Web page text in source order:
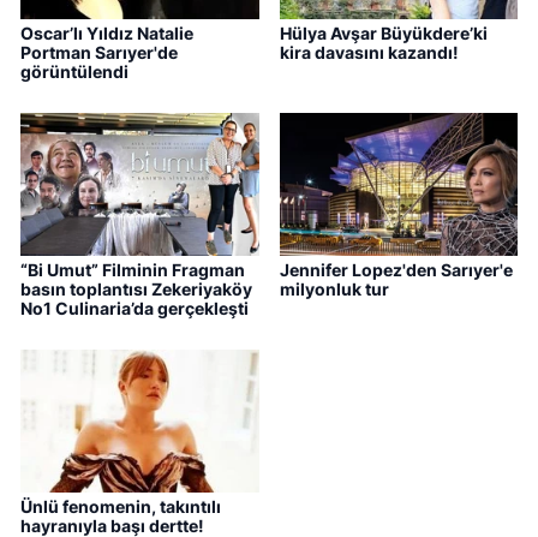
Oscar’lı Yıldız Natalie
Portman Sarıyer'de
görüntülendi
Hülya Avşar Büyükdere’ki
kira davasını kazandı!
“Bi Umut” Filminin Fragman
basın toplantısı Zekeriyaköy
No1 Culinaria’da gerçekleşti
Jennifer Lopez'den Sarıyer'e
milyonluk tur
Ünlü fenomenin, takıntılı
hayranıyla başı dertte!